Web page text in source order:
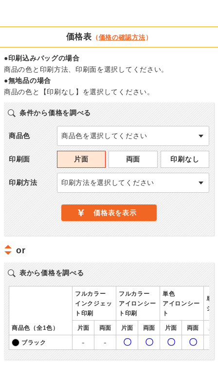
価格表 （価格の確認方法）
●印刷込みバッグの場合
商品の色と印刷方法、印刷面を選択してください。
●無地品の場合
商品の色と【印刷なし】を選択してください。
条件から価格を調べる
商品色 商品色を選択してください
印刷面 片面 両面 印刷なし
印刷方法 印刷方法を選択してください
価格表を表示
or
表から価格を調べる
フルカラー
インクジェッ
ト印刷
フルカラー
アイロンシー
ト印刷
単色
アイロンシー
ト
単
シ
商品色（全1色） 片面 両面 片面 両面 片面 両面
ブラック - - 〇 〇 〇 〇